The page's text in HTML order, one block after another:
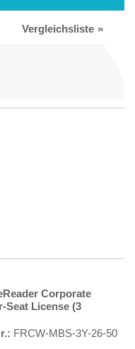
Vergleichsliste
Corporate
Seat License (3
FRCW-MBS-3Y-26-50